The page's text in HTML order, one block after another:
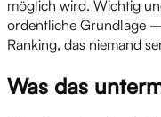
möglich wird. Wichtig
ordentliche Grundlage
Ranking, das niemand
Was das